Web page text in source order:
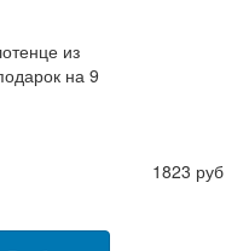
из
на 9
1823 руб